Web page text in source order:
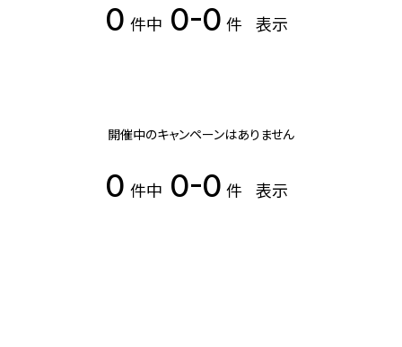
0 件中 0-0 件 表示
開催中のキャンペーンはありません
0 件中 0-0 件 表示